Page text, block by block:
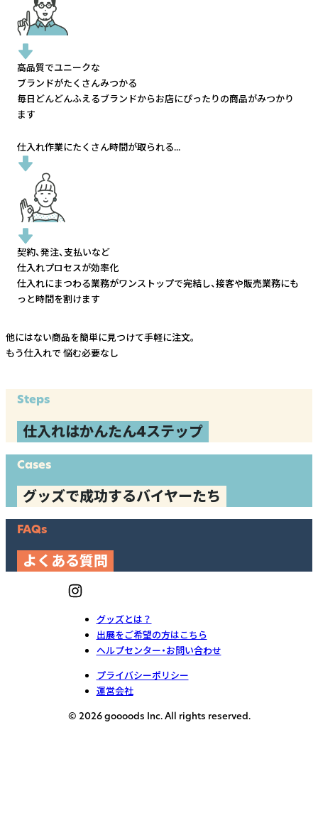
高品質でユニークな
ブランドがたくさんみつかる
毎日どんどんふえるブランドからお店にぴったりの商品がみつかり
ます
仕入れ作業にたくさん時間が取られる...
契約、発注、支払いなど
仕入れプロセスが効率化
仕入れにまつわる業務がワンストップで完結し、接客や販売業務にも
っと時間を割けます
他にはない商品を簡単に見つけて手軽に注文。
もう仕入れで 悩む必要なし
Steps
仕入れはかんたん4ステップ
Cases
グッズで成功するバイヤーたち
FAQs
よくある質問
グッズとは？
出展をご希望の方はこちら
ヘルプセンター・お問い合わせ
プライバシーポリシー
運営会社
© 2026 goooods Inc. All rights reserved.